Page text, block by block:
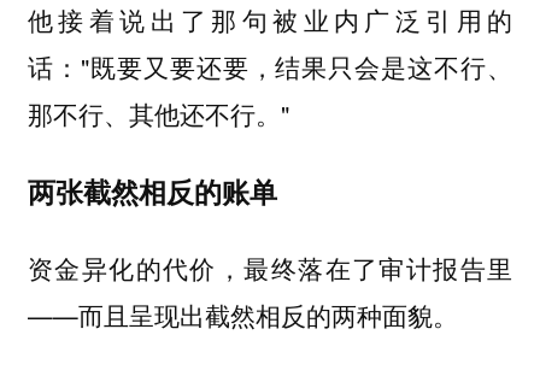
他接着说出了那句被业内广泛引用的
话："既要又要还要，结果只会是这不行、
那不行、其他还不行。"
两张截然相反的账单
资金异化的代价，最终落在了审计报告里
——而且呈现出截然相反的两种面貌。